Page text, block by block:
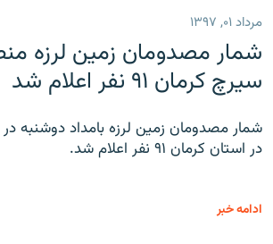
مرداد ۰۱, ۱۳۹۷
شمار مصدومان زمین لرزه
سیرچ کرمان ۹۱ نفر اعلام شد
شمار مصدومان زمین لرزه بامداد دوشنبه
در استان کرمان ۹۱ نفر اعلام شد.
ادامه خبر